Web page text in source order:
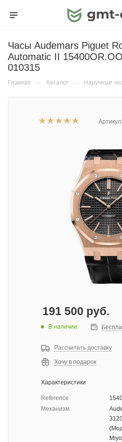
Часы Audemars Piguet
Automatic II
010315
Главная — Каталог — Наручные
Артикул:
191 500 руб.
В наличии
Рассчитать доставку
Хочу в подарок
Характеристики
Reference
Механизм